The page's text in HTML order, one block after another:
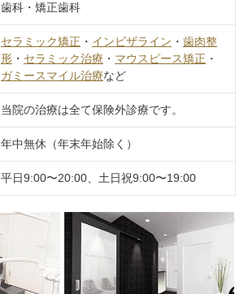
歯科・矯正歯科
セラミック矯正 ・ インビザライン ・ 歯肉整
形 ・ セラミック治療 ・ マウスピース矯正 ・
ガミースマイル治療など
当院の治療は全て保険外診療です。
年中無休（年末年始除く）
平日9:00〜20:00、土日祝9:00〜19:00